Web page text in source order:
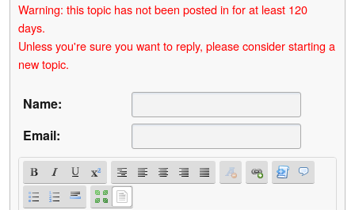
Warning: this topic has not been posted in for at least 120
days.
Unless you're sure you want to reply, please consider starting a
new topic.
Name:
Email: